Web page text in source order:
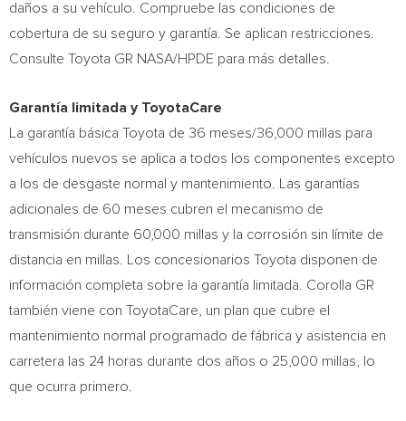
daños a su vehículo. Compruebe las condiciones de
cobertura de su seguro y garantía. Se aplican restricciones.
Consulte Toyota GR NASA/HPDE para más detalles.
Garantía limitada y ToyotaCare
La garantía básica Toyota de 36 meses/36,000 millas para
vehículos nuevos se aplica a todos los componentes excepto
a los de desgaste normal y mantenimiento. Las garantías
adicionales de 60 meses cubren el mecanismo de
transmisión durante 60,000 millas y la corrosión sin límite de
distancia en millas. Los concesionarios Toyota disponen de
información completa sobre la garantía limitada. Corolla GR
también viene con ToyotaCare, un plan que cubre el
mantenimiento normal programado de fábrica y asistencia en
carretera las 24 horas durante dos años o 25,000 millas, lo
que ocurra primero.